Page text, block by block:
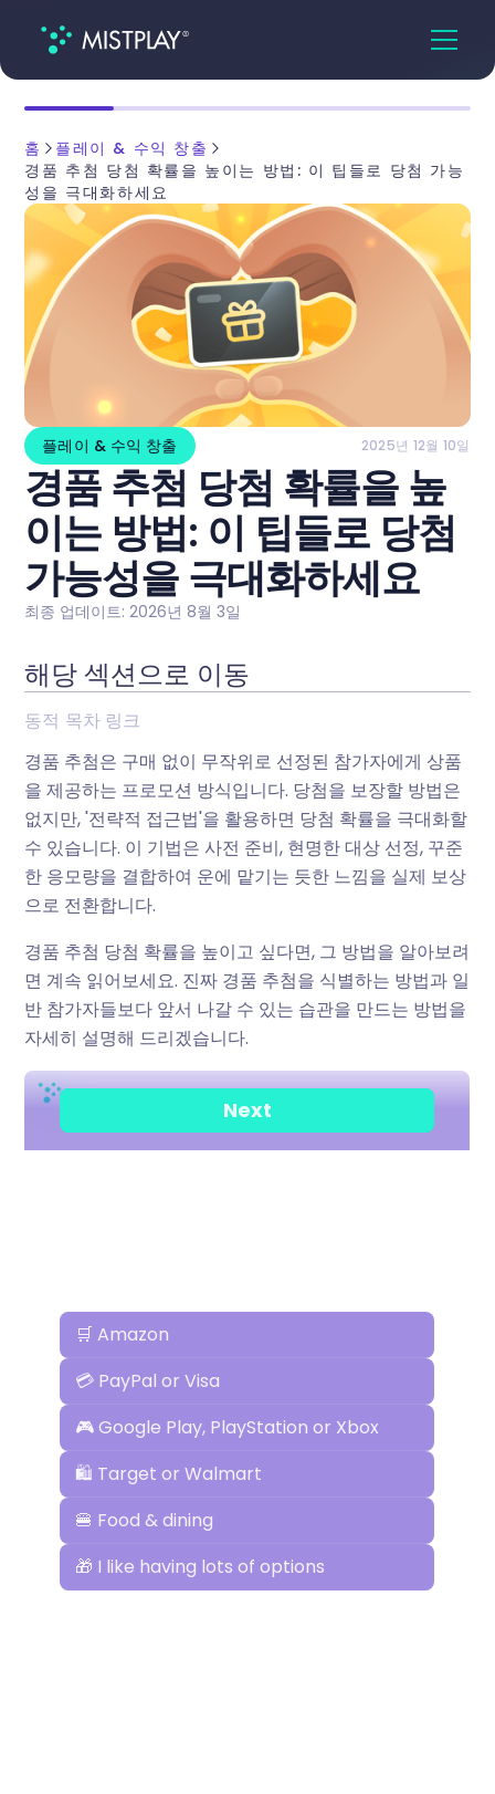
홈
플레이 & 수익 창출
경품 추첨 당첨 확률을 높이는 방법: 이 팁들로 당첨 가능
성을 극대화하세요
플레이 & 수익 창출 2025년 12월 10일
경품 추첨 당첨 확률을 높
이는 방법: 이 팁들로 당첨
가능성을 극대화하세요
최종 업데이트: 2026년 8월 3일
해당 섹션으로 이동
동적 목차 링크
경품 추첨은 구매 없이 무작위로 선정된 참가자에게 상품
을 제공하는 프로모션 방식입니다. 당첨을 보장할 방법은
없지만, '전략적 접근법'을 활용하면 당첨 확률을 극대화할
수 있습니다. 이 기법은 사전 준비, 현명한 대상 선정, 꾸준
한 응모량을 결합하여 운에 맡기는 듯한 느낌을 실제 보상
으로 전환합니다.
경품 추첨 당첨 확률을 높이고 싶다면, 그 방법을 알아보려
면 계속 읽어보세요. 진짜 경품 추첨을 식별하는 방법과 일
반 참가자들보다 앞서 나갈 수 있는 습관을 만드는 방법을
자세히 설명해 드리겠습니다.